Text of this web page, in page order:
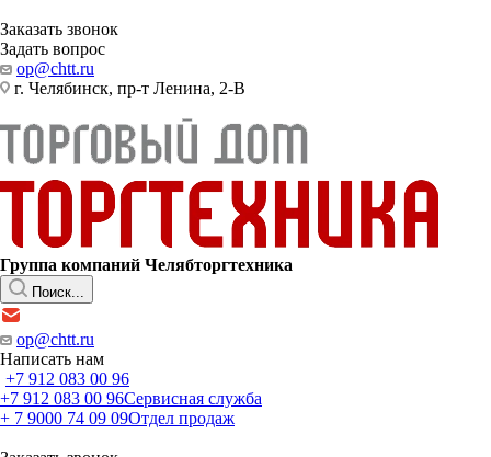
Заказать звонок
Задать вопрос
op@chtt.ru
г. Челябинск, пр-т Ленина, 2-В
Группа компаний Челябторгтехника
Поиск...
op@chtt.ru
Написать нам
+7 912 083 00 96
+7 912 083 00 96Сервисная служба
+ 7 9000 74 09 09Отдел продаж